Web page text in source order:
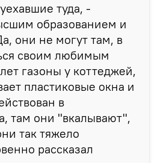
туда, -
образованием и
они не могут там, в
своим любимым
газоны у коттеджей,
пластиковые окна и
в
там они "вкалывают",
так тяжело
рассказал